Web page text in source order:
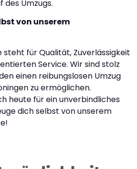
des Umzugs.
von unserem
steht für Qualität, Zuverlässigkeit
Service. Wir sind stolz
einen reibungslosen Umzug
zu ermöglichen.
heute für ein unverbindliches
dich selbst von unserem